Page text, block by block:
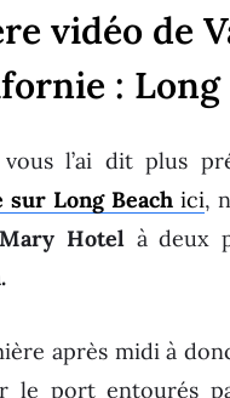
vidéo de
: Long
l’ai dit plus
Long Beach ici,
Hotel à deux
après midi à
le port entourés